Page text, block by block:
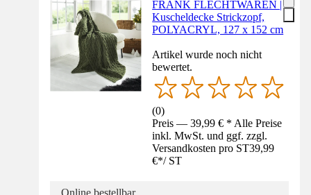
FRANK FLECHTWAREN |
Kuscheldecke Strickzopf,
POLYACRYL, 127 x 152 cm
Artikel wurde noch nicht
bewertet.
(0)
Preis — 39,99 € * Alle Preise
inkl. MwSt. und ggf. zzgl.
Versandkosten pro ST39,99
€*/ ST